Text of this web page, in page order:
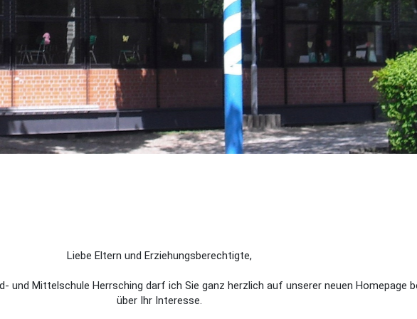
Liebe Eltern und Erziehungsberechtigte,
und Mittelschule Herrsching darf ich Sie ganz herzlich auf unserer neuen Homepage
über Ihr Interesse.